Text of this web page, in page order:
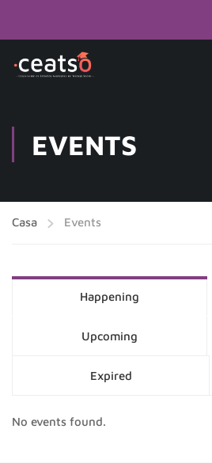
EVENTS
Casa Events
Happening
Upcoming
Expired
No events found.